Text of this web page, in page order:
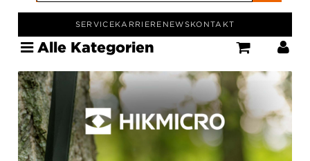
SERVICEKARRIERE NEWSKONTAKT
Alle Kategorien